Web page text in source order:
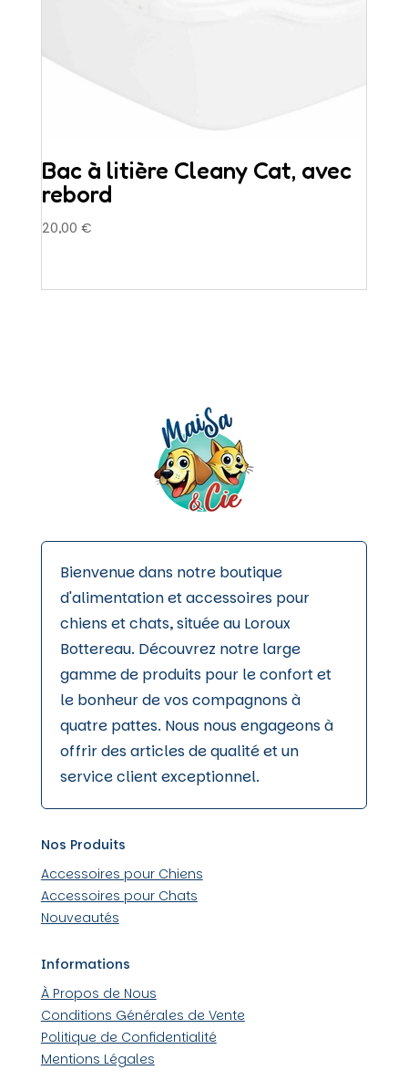
Bac à litière Cleany Cat, avec
rebord
20,00 €
Bienvenue dans notre boutique
d'alimentation et accessoires pour
chiens et chats, située au Loroux
Bottereau. Découvrez notre large
gamme de produits pour le confort et
le bonheur de vos compagnons à
quatre pattes. Nous nous engageons à
offrir des articles de qualité et un
service client exceptionnel.
Nos Produits
Accessoires pour Chiens
Accessoires pour Chats
Nouveautés
Informations
À Propos de Nous
Conditions Générales de Vente
Politique de Confidentialité
Mentions Légales